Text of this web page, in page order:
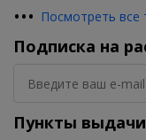
••• Посмотреть все
Подписка на
Пункты выдачи